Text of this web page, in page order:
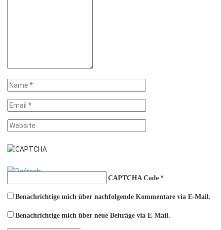
CAPTCHA Code *
Benachrichtige mich über nachfolgende Kommentare via E-Mail.
Benachrichtige mich über neue Beiträge via E-Mail.